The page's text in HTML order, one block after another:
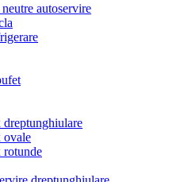
autoservire
ovale